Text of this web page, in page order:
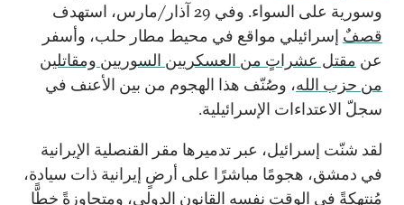
وسورية على السواء. وفي 29 آذار/مارس، استهدف
قصف ٌ إسرائيلي مواقع في محيط مطار حلب، وأسفر
عن مقتل عشراتٍ من العسكريين السوريين ومقاتلين
من حزب الله، وصُنّف هذا الهجوم من بين الأعنف في
سجلّ الاعتداءات الإسرائيلية.
لقد شنّت إسرائيل، عبر تدميرها مقر القنصلية الإيرانية
في دمشق، هجومًا مباشرًا على أرضٍ إيرانية ذات سيادة،
مُنتهكةً في الوقت نفسه القانون الدولي، ومتجاوزةً خطًّا